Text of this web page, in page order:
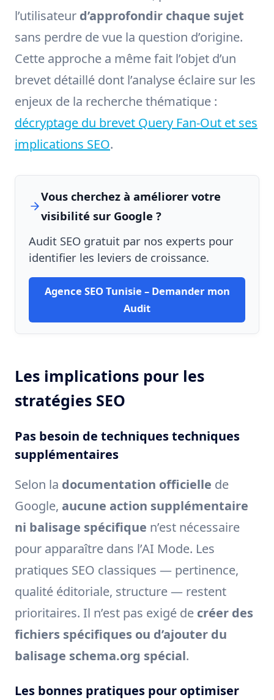
l’utilisateur d’approfondir chaque sujet
sans perdre de vue la question d’origine.
Cette approche a même fait l’objet d’un
brevet détaillé dont l’analyse éclaire sur les
enjeux de la recherche thématique :
décryptage du brevet Query Fan-Out et ses
implications SEO.
Vous cherchez à améliorer votre
visibilité sur Google ?
Audit SEO gratuit par nos experts pour
identifier les leviers de croissance.
Agence SEO Tunisie – Demander mon
Audit
Les implications pour les
stratégies SEO
Pas besoin de techniques techniques
supplémentaires
Selon la documentation officielle de
Google, aucune action supplémentaire
ni balisage spécifique n’est nécessaire
pour apparaître dans l’AI Mode. Les
pratiques SEO classiques — pertinence,
qualité éditoriale, structure — restent
prioritaires. Il n’est pas exigé de créer des
fichiers spécifiques ou d’ajouter du
balisage schema.org spécial.
Les bonnes pratiques pour optimiser